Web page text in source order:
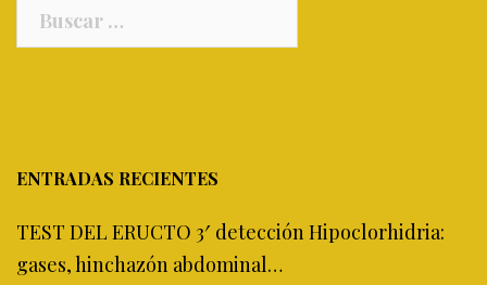
ENTRADAS RECIENTES
TEST DEL ERUCTO 3′ detección Hipoclorhidria:
gases, hinchazón abdominal…